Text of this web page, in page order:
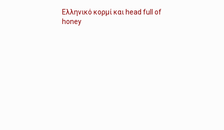
Ελληνικό κορμί και head full of
honey